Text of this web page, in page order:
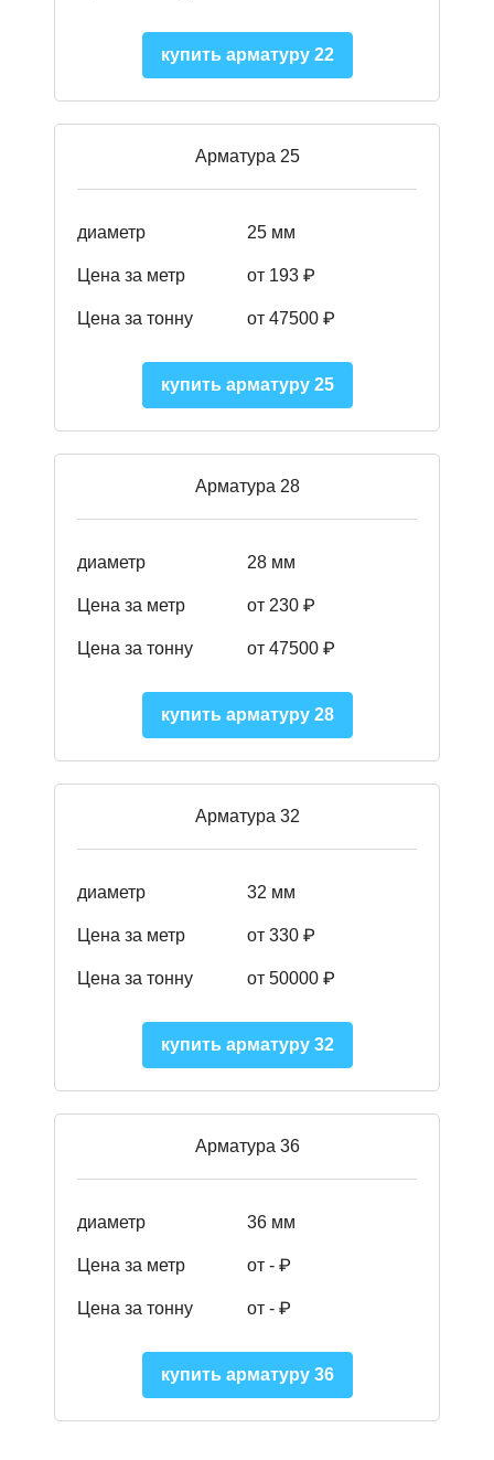
купить арматуру 22
Арматура 25
диаметр 25 мм
Цена за метр от 193 ₽
Цена за тонну от 47500 ₽
купить арматуру 25
Арматура 28
диаметр 28 мм
Цена за метр от 230 ₽
Цена за тонну от 47500 ₽
купить арматуру 28
Арматура 32
диаметр 32 мм
Цена за метр от 330 ₽
Цена за тонну от 50000 ₽
купить арматуру 32
Арматура 36
диаметр 36 мм
Цена за метр от - ₽
Цена за тонну от - ₽
купить арматуру 36